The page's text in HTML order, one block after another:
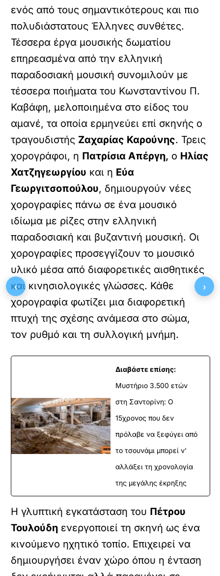
ενός από τους σημαντικότερους και πιο
πολυδιάστατους Έλληνες συνθέτες.
Τέσσερα έργα μουσικής δωματίου
επηρεασμένα από την ελληνική
παραδοσιακή μουσική συνομιλούν με
τέσσερα ποιήματα του Κωνσταντίνου Π.
Καβάφη, μελοποιημένα στο είδος του
αμανέ, τα οποία ερμηνεύει επί σκηνής ο
τραγουδιστής Ζαχαρίας Καρούνης. Τρεις
χορογράφοι, η Πατρίσια Απέργη, ο Ηλίας
Χατζηγεωργίου και η Εύα
Γεωργιτσοπούλου, δημιουργούν νέες
χορογραφίες πάνω σε ένα μουσικό
ιδίωμα με ρίζες στην ελληνική
παραδοσιακή και βυζαντινή μουσική. Οι
χορογραφίες προσεγγίζουν το μουσικό
υλικό μέσα από διαφορετικές αισθητικές
και κινησιολογικές γλώσσες. Κάθε
χορογραφία φωτίζει μια διαφορετική
πτυχή της σχέσης ανάμεσα στο σώμα,
τον ρυθμό και τη συλλογική μνήμη.
Διαβάστε επίσης:
Μυστήριο 3.500 ετών
στη Σαντορίνη: Ο
15χρονος που δεν
πρόλαβε να ξεφύγει από
το τσουνάμι μπορεί ν'
αλλάξει τη χρονολογία
της μεγάλης έκρηξης
Η γλυπτική εγκατάσταση του Πέτρου
Τουλούδη ενεργοποιεί τη σκηνή ως ένα
κινούμενο ηχητικό τοπίο. Επιχειρεί να
δημιουργήσει έναν χώρο όπου η ένταση
‹ ›